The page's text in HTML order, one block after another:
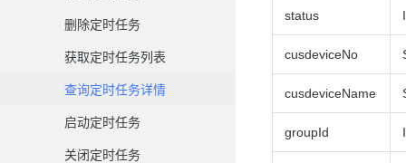
删除定时任务
获取定时任务列表
查询定时任务详情
启动定时任务
关闭定时任务
status
cusdeviceNo
cusdeviceName
groupId